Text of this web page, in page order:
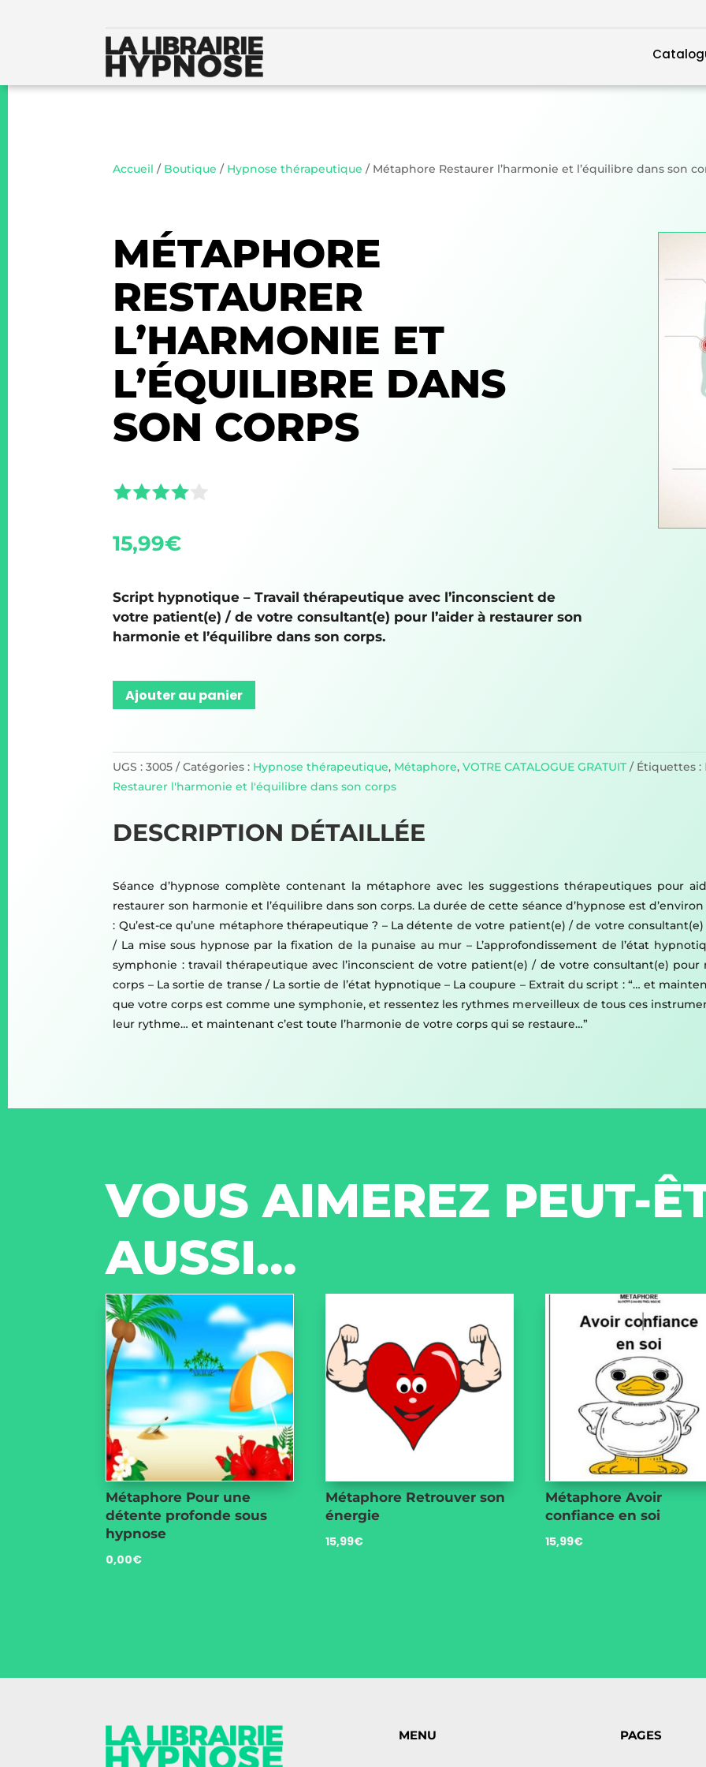
Accueil / Boutique / Hypnose thérapeutique / Métaphore Restaurer l’harmonie et l’équilibre dans son
MÉTAPHORE
RESTAURER
L’HARMONIE ET
L’ÉQUILIBRE DANS
SON CORPS
15,99€
Script hypnotique – Travail thérapeutique avec l’inconscient de
votre patient(e) / de votre consultant(e) pour l’aider à restaurer son
harmonie et l’équilibre dans son corps.
Ajouter au panier
UGS :3005 Catégories : Hypnose thérapeutique, Métaphore,VOTRE CATALOGUE GRATUIT Étiquettes :
Restaurer l'harmonie et l'équilibre dans son corps
DESCRIPTION DÉTAILLÉE
Séance d’hypnose complète contenant la métaphore avec les suggestions thérapeutiques pour
restaurer son harmonie et l’équilibre dans son corps. La durée de cette séance d’hypnose est
: Qu’est-ce qu’une métaphore thérapeutique ? – La détente de votre patient(e) / de votre consultant(e)
/ La mise sous hypnose par la fixation de la punaise au mur – L’approfondissement de l’état
symphonie : travail thérapeutique avec l’inconscient de votre patient(e) / de votre consultant(e) pour
corps – La sortie de transe / La sortie de l’état hypnotique – La coupure – Extrait du script : “… et
que votre corps est comme une symphonie, et ressentez les rythmes merveilleux de tous ces
leur rythme… et maintenant c’est toute l’harmonie de votre corps qui se restaure…”
VOUS AIMEREZ PEUT-
AUSSI…
Métaphore Pour une
détente profonde sous
hypnose
0,00€
Métaphore Retrouver son
énergie
15,99€
Métaphore Avoir
confiance en soi
15,99€
MENU PAGES